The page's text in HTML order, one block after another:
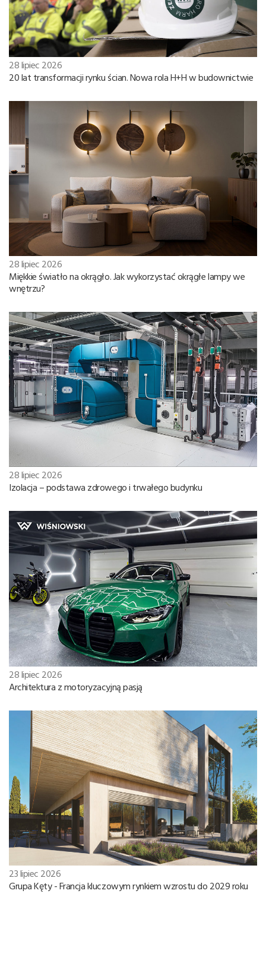
28 lipiec 2026
20 lat transformacji rynku ścian. Nowa rola H+H w budownictwie
28 lipiec 2026
Miękkie światło na okrągło. Jak wykorzystać okrągłe lampy we
wnętrzu?
28 lipiec 2026
Izolacja – podstawa zdrowego i trwałego budynku
28 lipiec 2026
Architektura z motoryzacyjną pasją
23 lipiec 2026
Grupa Kęty - Francja kluczowym rynkiem wzrostu do 2029 roku